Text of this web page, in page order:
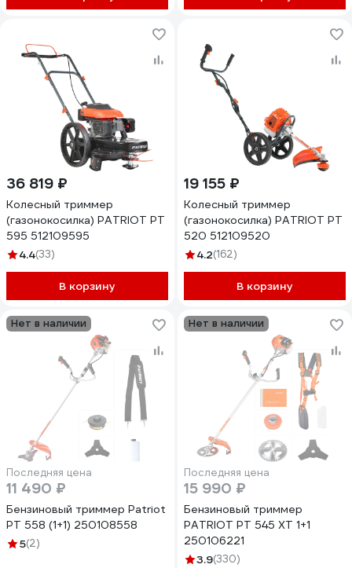
36 819 ₽
Колесный триммер
(газонокосилка) PATRIOT PT
595 512109595
4.4(33)
В корзину
19 155 ₽
Колесный триммер
(газонокосилка) PATRIOT PT
520 512109520
4.2(162)
В корзину
Нет в наличии
Последняя цена
11 490 ₽
Бензиновый триммер Patriot
PT 558 (1+1) 250108558
5(2)
Нет в наличии
Последняя цена
15 990 ₽
Бензиновый триммер
PATRIOT PT 545 XT 1+1
250106221
3.9(330)